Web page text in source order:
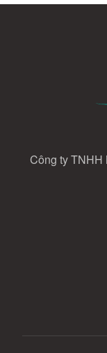
Công ty TNHH